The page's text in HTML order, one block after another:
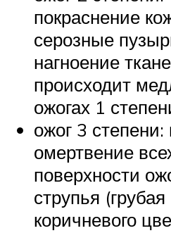
покраснение
серозные
нагноение
происходит
ожогах 1
ожог 3
омертвение
поверхности
струпья
коричневого